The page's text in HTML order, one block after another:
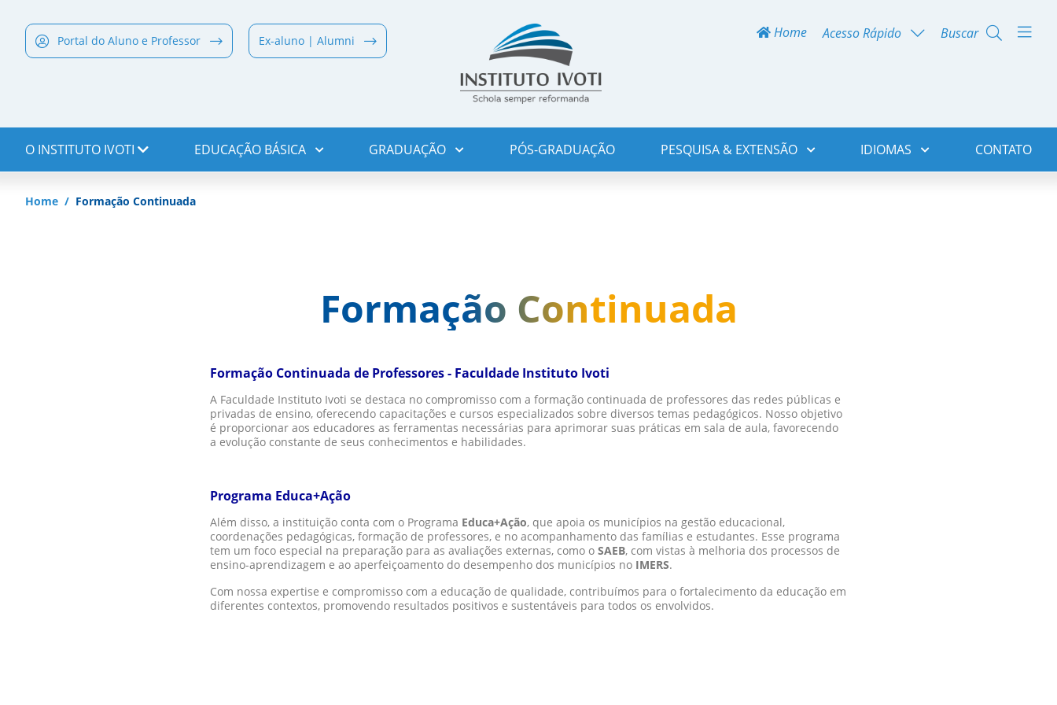
Home Acesso Rápido Buscar
Portal do Aluno e Professor Ex-aluno | Alumni
O INSTITUTO IVOTI EDUCAÇÃO BÁSICA GRADUAÇÃO PÓS-GRADUAÇÃO PESQUISA & EXTENSÃO IDIOMAS CONTATO
Home Formação Continuada
Formação Continuada
Formação Continuada de Professores - Faculdade Instituto Ivoti
A Faculdade Instituto Ivoti se destaca no compromisso com a formação continuada de professores das redes públicas e
privadas de ensino, oferecendo capacitações e cursos especializados sobre diversos temas pedagógicos. Nosso objetivo
é proporcionar aos educadores as ferramentas necessárias para aprimorar suas práticas em sala de aula, favorecendo
a evolução constante de seus conhecimentos e habilidades.
Programa Educa+Ação
Além disso, a instituição conta com o Programa Educa+Ação, que apoia os municípios na gestão educacional,
coordenações pedagógicas, formação de professores, e no acompanhamento das famílias e estudantes. Esse programa
tem um foco especial na preparação para as avaliações externas, como o SAEB, com vistas à melhoria dos processos de
ensino-aprendizagem e ao aperfeiçoamento do desempenho dos municípios no IMERS.
Com nossa expertise e compromisso com a educação de qualidade, contribuímos para o fortalecimento da educação em
diferentes contextos, promovendo resultados positivos e sustentáveis para todos os envolvidos.